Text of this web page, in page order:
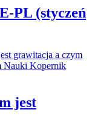
PL (styczeń
jest